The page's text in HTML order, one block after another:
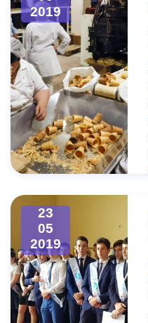
2019
23
05
2019